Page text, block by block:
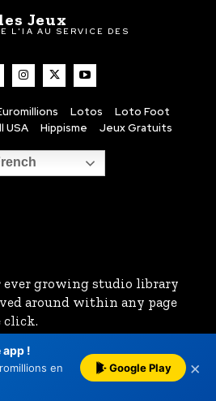
Jeux
L'IA AU SERVICE DES
Lotos
Loto Foot
USA Hippisme Jeux Gratuits
ever growing studio library
around within any page
click.
app !
en
Google Play ×
?